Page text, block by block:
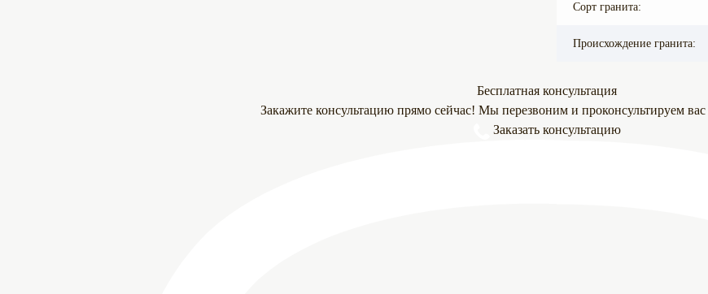
Сорт гранита:
Происхождение гранита:
Бесплатная консультация
Закажите консультацию прямо сейчас! Мы перезвоним и проконсультируем
Заказать консультацию